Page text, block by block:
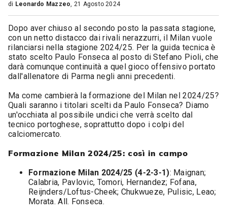
di Leonardo Mazzeo, 21 Agosto 2024
Dopo aver chiuso al secondo posto la passata stagione,
con un netto distacco dai rivali nerazzurri, il Milan vuole
rilanciarsi nella stagione 2024/25. Per la guida tecnica è
stato scelto Paulo Fonseca al posto di Stefano Pioli, che
darà comunque continuità a quel gioco offensivo portato
dall'allenatore di Parma negli anni precedenti.
Ma come cambierà la formazione del Milan nel 2024/25?
Quali saranno i titolari scelti da Paulo Fonseca? Diamo
un'occhiata al possibile undici che verrà scelto dal
tecnico portoghese, soprattutto dopo i colpi del
calciomercato.
Formazione Milan 2024/25: così in campo
Formazione Milan 2024/25 (4-2-3-1): Maignan;
Calabria, Pavlovic, Tomori, Hernandez; Fofana,
Reijnders/Loftus-Cheek; Chukwueze, Pulisic, Leao;
Morata. All. Fonseca.